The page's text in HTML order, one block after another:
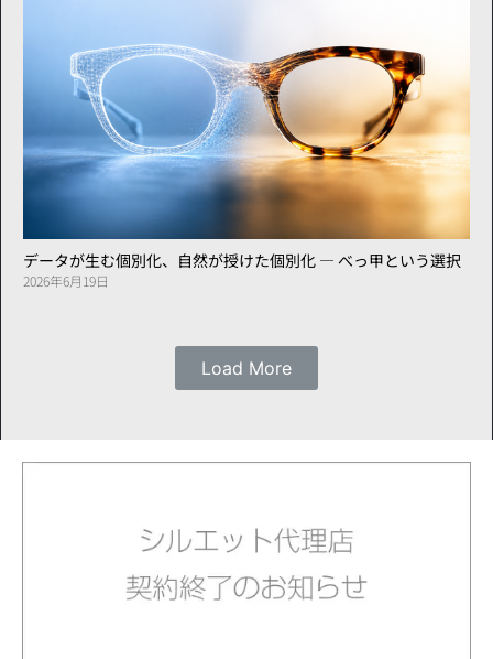
データが生む個別化、自然が授けた個別化 ― べっ甲という選択
2026年6月19日
Load More